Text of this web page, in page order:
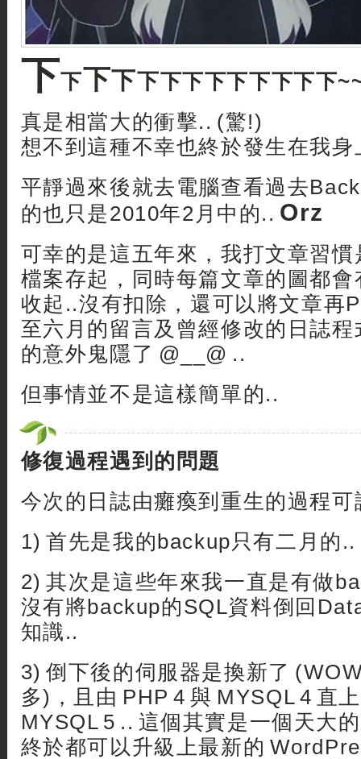
下下下下下下下下下下下下下
真是相當大的衝擊.. (驚!)
想不到這種不幸也終於發生在我
平靜過來後就去電腦查看過去
的也只是2010年2月中的.. Orz
可幸的是這五年來，我打文章習
檔案存起，同時每篇文章的圖都
收起..沒有扣除，還可以將文章再
至六月的留言及曾經修改的日誌
的意外鬼隱了 @__@ ..
但事情並不是這樣簡單的..
修復過程遇到的問題
今次的日誌由癱瘓到重生的過程
1) 首先是我的backup只有二月的..
2) 其次是這些年來我一直是有做
沒有將backup的SQL資料倒回
知識..
3) 倒下後的伺服器是換新了
多)，且由 PHP 4 與 MYSQL 4 直
MYSQL 5 .. 這個其實是一個天大
終於都可以升級上最新的